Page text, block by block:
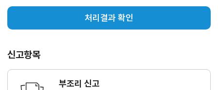
처리결과 확인
신고항목
부조리 신고